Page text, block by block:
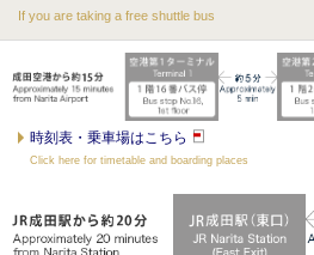
If you are taking a free shuttle bus
時刻表・乗車場はこちら
Click here for timetable and boarding places